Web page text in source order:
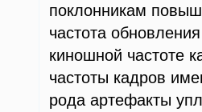
поклонникам
частота
киношной частоте
частоты кадров
рода артефакты